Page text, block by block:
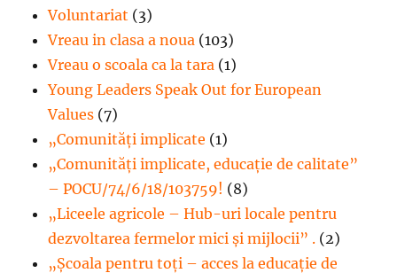
Voluntariat (3)
Vreau in clasa a noua (103)
Vreau o scoala ca la tara (1)
Young Leaders Speak Out for European
Values (7)
„Comunități implicate (1)
„Comunități implicate, educație de calitate”
– POCU/74/6/18/103759! (8)
„Liceele agricole – Hub-uri locale pentru
dezvoltarea fermelor mici şi mijlocii” . (2)
„Școala pentru toți – acces la educație de